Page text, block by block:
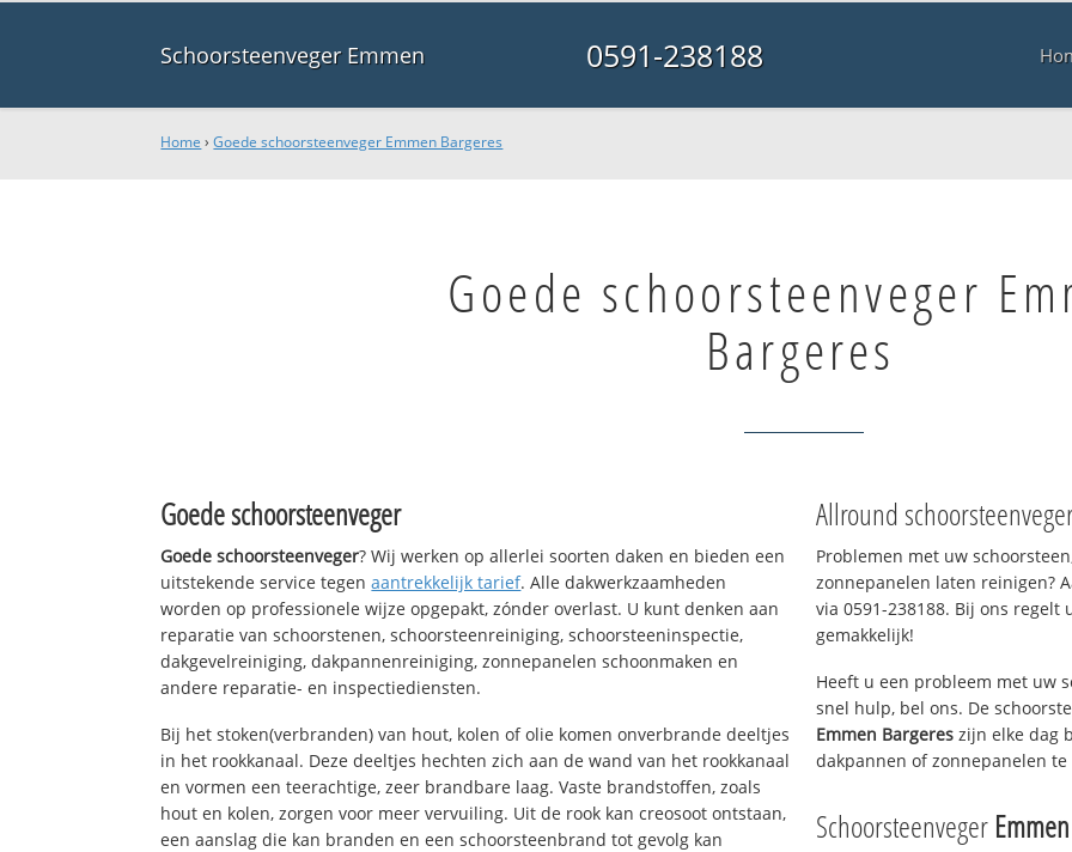
Schoorsteenveger Emmen 0591-238188
Home ›Goede schoorsteenveger Emmen Bargeres
Goede schoorsteenveger
Bargeres
Goede schoorsteenveger
Goede schoorsteenveger? Wij werken op allerlei soorten daken en bieden een
uitstekende service tegenaantrekkelijk tarief. Alle dakwerkzaamheden
worden op professionele wijze opgepakt, zónder overlast. U kunt denken aan
reparatie van schoorstenen, schoorsteenreiniging, schoorsteeninspectie,
dakgevelreiniging, dakpannenreiniging, zonnepanelen schoonmaken en
andere reparatie- en inspectiediensten.
Bij het stoken(verbranden) van hout, kolen of olie komen onverbrande deeltjes
in het rookkanaal. Deze deeltjes hechten zich aan de wand van het rookkanaal
en vormen een teerachtige, zeer brandbare laag. Vaste brandstoffen, zoals
hout en kolen, zorgen voor meer vervuiling. Uit de rook kan creosoot ontstaan,
een aanslag die kan branden en een schoorsteenbrand tot gevolg kan
Allround
Problemen met uw
zonnepanelen laten reinigen?
via 0591-238188. Bij ons
gemakkelijk!
Heeft u een probleem met uw
snel hulp, bel ons. De
Emmen Bargeres zijn elke dag
dakpannen of zonnepanelen
Schoorsteenveger